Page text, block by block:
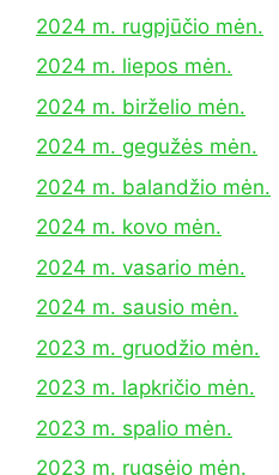
2024 m. rugpjūčio mėn.
2024 m. liepos mėn.
2024 m. birželio mėn.
2024 m. gegužės mėn.
2024 m. balandžio mėn.
2024 m. kovo mėn.
2024 m. vasario mėn.
2024 m. sausio mėn.
2023 m. gruodžio mėn.
2023 m. lapkričio mėn.
2023 m. spalio mėn.
2023 m. rugsėjo mėn.